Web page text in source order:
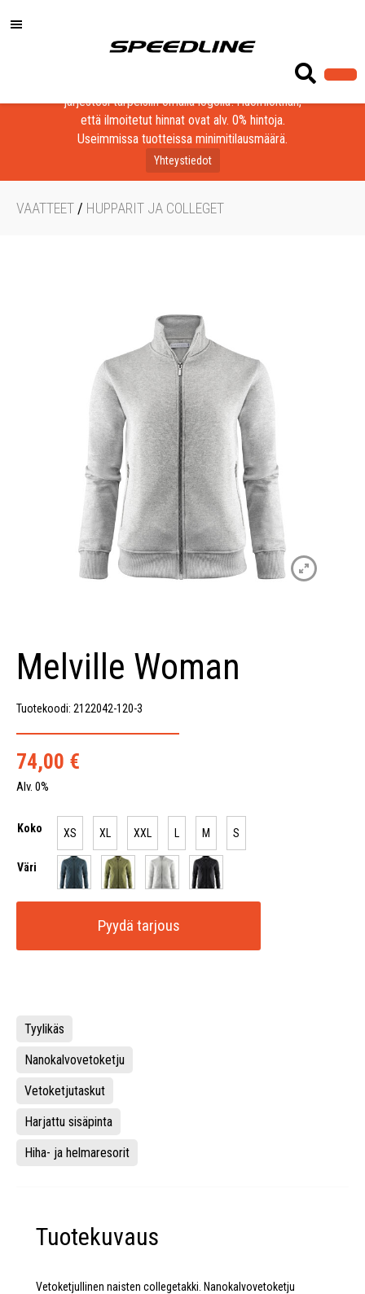
Löydä laadukkaat tuotteet yrityksesi, seurasi tai
järjestösi tarpeisiin omalla logolla! Huomioithan,
että ilmoitetut hinnat ovat alv. 0% hintoja.
Useimmissa tuotteissa minimitilausmäärä.
Yhteystiedot
VAATTEET / HUPPARIT JA COLLEGET
Melville Woman
Tuotekoodi: 2122042-120-3
74,00 €
Alv. 0%
Koko XS XL XXL L M S
Väri
Pyydä tarjous
Tyylikäs
Nanokalvovetoketju
Vetoketjutaskut
Harjattu sisäpinta
Hiha- ja helmaresorit
Tuotekuvaus
Vetoketjullinen naisten collegetakki. Nanokalvovetoketju